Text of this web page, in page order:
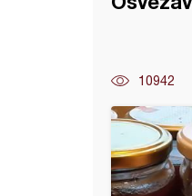
10942
paprika za zimu